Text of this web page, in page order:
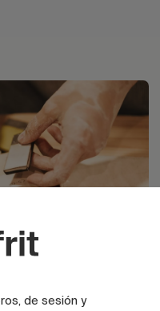
de sesión y